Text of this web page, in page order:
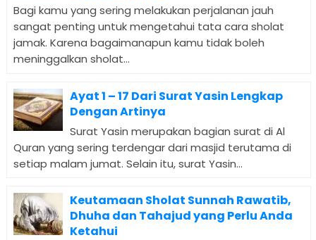
Bagi kamu yang sering melakukan perjalanan jauh
sangat penting untuk mengetahui tata cara sholat
jamak. Karena bagaimanapun kamu tidak boleh
meninggalkan sholat...
Ayat 1 – 17 Dari Surat Yasin Lengkap
Dengan Artinya
Surat Yasin merupakan bagian surat di Al
Quran yang sering terdengar dari masjid terutama di
setiap malam jumat. Selain itu, surat Yasin...
Keutamaan Sholat Sunnah Rawatib,
Dhuha dan Tahajud yang Perlu Anda
Ketahui